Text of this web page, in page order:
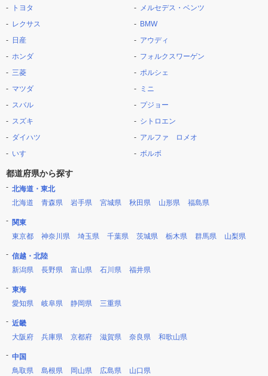
トヨタ
レクサス
日産
ホンダ
三菱
マツダ
スバル
スズキ
ダイハツ
いすゞ
メルセデス・ベンツ
BMW
アウディ
フォルクスワーゲン
ポルシェ
ミニ
プジョー
シトロエン
アルファ ロメオ
ボルボ
都道府県から探す
北海道・東北
北海道
青森県 岩手県 宮城県 秋田県 山形県 福島県
関東
東京都
神奈川県 埼玉県 千葉県 茨城県 栃木県 群馬県 山梨県
信越・北陸
新潟県
長野県 富山県 石川県 福井県
東海
愛知県
岐阜県 静岡県 三重県
近畿
大阪府
兵庫県 京都府 滋賀県 奈良県 和歌山県
中国
鳥取県
島根県 岡山県 広島県 山口県